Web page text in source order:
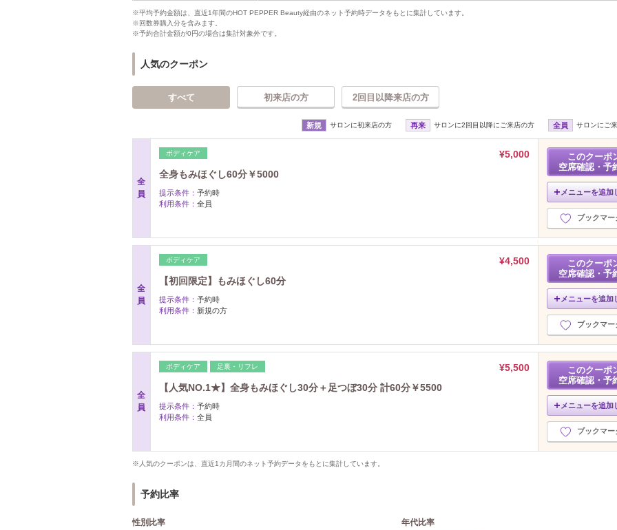
※平均予約金額は、直近1年間のHOT PEPPER Beauty経由のネット予約時データをもとに集計しています。
※回数券購入分を含みます。
※予約合計金額が0円の場合は集計対象外です。
人気のクーポン
すべて 初来店の方 2回目以降来店の方
新規 サロンに初来店の方 再来 サロンに2回目以降にご来店の方 全員 サロンにご
全
員
ボディケア
¥5,000
全身もみほぐし60分￥5000
提示条件： 予約時
利用条件： 全員
このクーポ
空席確認・予
メニューを追加
ブックマー
全
員
ボディケア
¥4,500
【初回限定】もみほぐし60分
提示条件： 予約時
利用条件： 新規の方
このクーポ
空席確認・予
メニューを追加
ブックマー
全
員
ボディケア 足裏・リフレ
¥5,500
【人気NO.1★】全身もみほぐし30分＋足つぼ30分 計60分￥5500
提示条件： 予約時
利用条件： 全員
このクーポ
空席確認・予
メニューを追加
ブックマー
※人気のクーポンは、直近1カ月間のネット予約データをもとに集計しています。
予約比率
性別比率 年代比率